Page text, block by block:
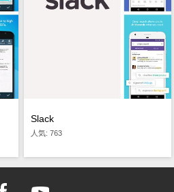
Slack
人気: 763